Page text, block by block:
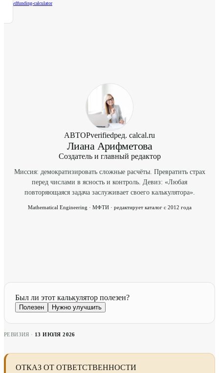
crowdfunding-calculator
АВТОРverifiedред. calcal.ru
Лиана Арифметова
Создатель и главный редактор
Миссия: демократизировать сложные расчёты. Превратить страх
перед числами в ясность и контроль. Девиз: «Любая
повторяющаяся задача заслуживает своего калькулятора».
Mathematical Engineering · МФТИ · редактирует каталог с 2012 года
Был ли этот калькулятор полезен?
Полезен Нужно улучшить
РЕВИЗИЯ · 13 ИЮЛЯ 2026
ОТКАЗ ОТ ОТВЕТСТВЕННОСТИ